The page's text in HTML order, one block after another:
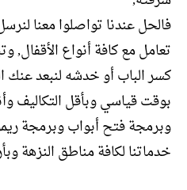
فالحل عندنا تواصلوا معنا
تعامل مع كافة أنواع الأقفال,
كسر الباب أو خدشه لنبعد عنك
بوقت قياسي وبأقل التكاليف
وبرمجة فتح أبواب وبرمجة
خدماتنا لكافة مناطق النزهة